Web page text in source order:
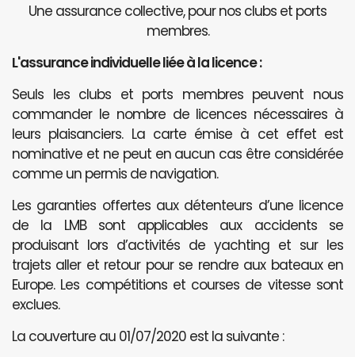
Une assurance collective, pour nos clubs et ports
membres.
L'assurance individuelle liée à la licence :
Seuls les clubs et ports membres peuvent nous
commander le nombre de licences nécessaires à
leurs plaisanciers. La carte émise à cet effet est
nominative et ne peut en aucun cas être considérée
comme un permis de navigation.
Les garanties offertes aux détenteurs d’une licence
de la LMB sont applicables aux accidents se
produisant lors d’activités de yachting et sur les
trajets aller et retour pour se rendre aux bateaux en
Europe. Les compétitions et courses de vitesse sont
exclues.
La couverture au 01/07/2020 est la suivante :